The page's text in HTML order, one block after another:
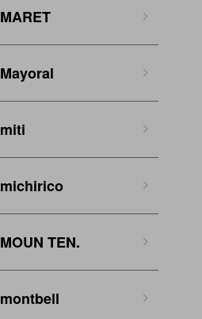
MARET
Mayoral
miti
michirico
MOUN TEN.
montbell